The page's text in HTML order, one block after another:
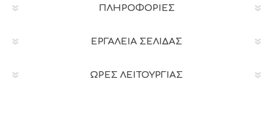
ΠΛΗΡΟΦΟΡΊΕΣ
ΕΡΓΑΛΕΊΑ ΣΕΛΊΔΑΣ
ΩΡΕΣ ΛΕΙΤΟΥΡΓΙΑΣ